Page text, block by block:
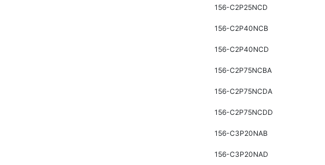
156-C2P25NCD
156-C2P40NCB
156-C2P40NCD
156-C2P75NCBA
156-C2P75NCDA
156-C2P75NCDD
156-C3P20NAB
156-C3P20NAD